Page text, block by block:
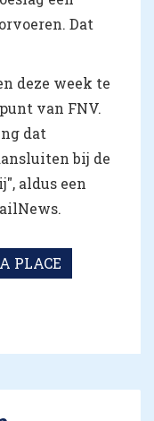
Dat
deze week te
van FNV.
dat
bij de
aldus een
PLACE